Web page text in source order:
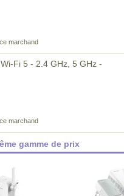
marchand
Fi 5 - 2.4 GHz, 5 GHz -
marchand
gamme de prix